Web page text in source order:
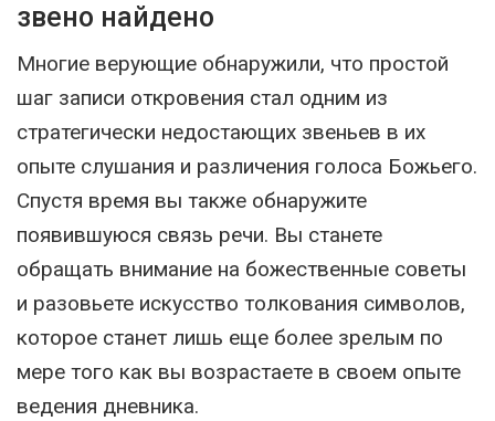
звено найдено
Многие верующие обнаружили, что простой
шаг записи откровения стал одним из
стратегически недостающих звеньев в их
опыте слушания и различения голоса Божьего.
Спустя время вы также обнаружите
появившуюся связь речи. Вы станете
обращать внимание на божественные советы
и разовьете искусство толкования символов,
которое станет лишь еще более зрелым по
мере того как вы возрастаете в своем опыте
ведения дневника.